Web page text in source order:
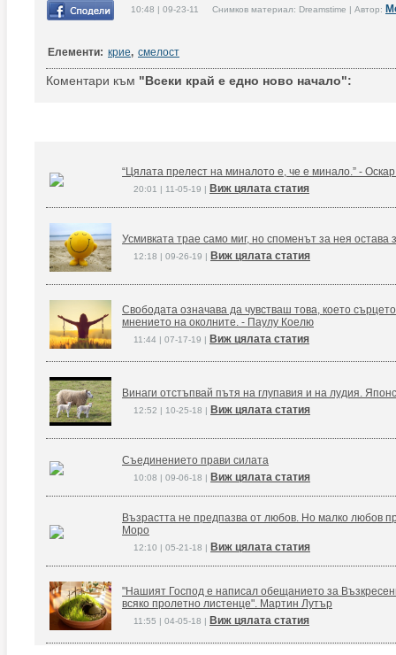
10:48 | 09-23-11 Снимков материал: Dreamstime | Автор:
Елементи: крие, смелост
Коментари към "Всеки край е едно ново начало":
“Цялата прелест на миналото е, че е минало.” -
20:01 | 11-05-19 | Виж цялата статия
Усмивката трае само миг, но споменът за нея остава
12:18 | 09-26-19 | Виж цялата статия
Свободата означава да чувстваш това, което
мнението на околните. - Паулу Коелю
11:44 | 07-17-19 | Виж цялата статия
Винаги отстъпвай пътя на глупавия и на лудия.
12:52 | 10-25-18 | Виж цялата статия
Съединението прави силата
10:08 | 09-06-18 | Виж цялата статия
Възрастта не предпазва от любов. Но малко любов
Моро
12:10 | 05-21-18 | Виж цялата статия
"Нашият Господ е написал обещанието за
всяко пролетно листенце". Мартин Лутър
11:55 | 04-05-18 | Виж цялата статия